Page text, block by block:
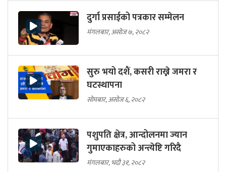
दुर्गा प्रसाईको पत्रकार सम्मेलन
मंगलबार, असोज ७, २०८२
सुरु भयो दशैं, कसरी राख्ने जमरा र
घटस्थापना
सोमबार, असोज ६, २०८२
पशुपति क्षेत्र, आन्दोलनमा ज्यान
गुमाएकाहरुको अन्त्येष्टि गरिदै
मंगलबार, भदौ ३१, २०८२